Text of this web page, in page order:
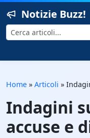
Notizie Buzz!
Cerca
Home » Articoli »
Indagini
accuse e